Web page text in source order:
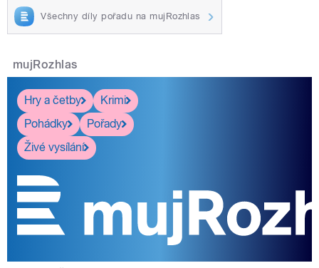
Všechny díly pořadu na mujRozhlas
mujRozhlas
Hry a četby
Krimi
Pohádky
Pořady
Živé vysílání